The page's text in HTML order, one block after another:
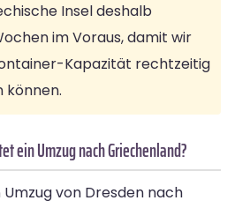
Insel deshalb
im Voraus, damit wir
Kapazität rechtzeitig
können.
ein Umzug nach Griechenland?
von Dresden nach